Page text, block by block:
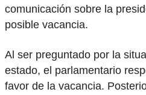
comunicación sobre la
posible vacancia.
Al ser preguntado por la
estado, el parlamentario
favor de la vacancia.